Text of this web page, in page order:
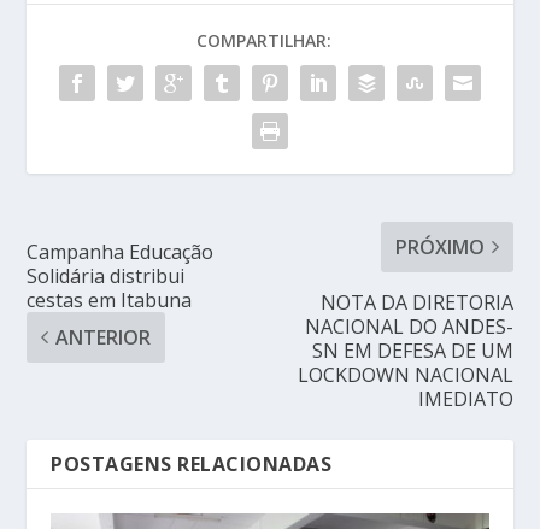
COMPARTILHAR:
Campanha Educação
Solidária distribui
cestas em Itabuna
ANTERIOR
PRÓXIMO
NOTA DA DIRETORIA
NACIONAL DO ANDES-
SN EM DEFESA DE UM
LOCKDOWN NACIONAL
IMEDIATO
POSTAGENS RELACIONADAS